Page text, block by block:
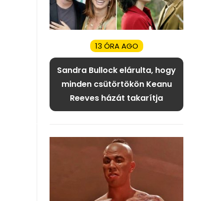
13 ÓRA AGO
Sandra Bullock elárulta, hogy
minden csütörtökön Keanu
Reeves házát takarítja